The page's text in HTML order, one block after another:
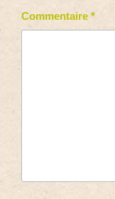
Commentaire *